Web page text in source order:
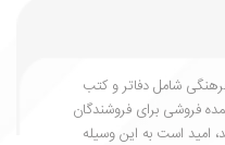
دفاتر و کتب
برای فروشندگان
است به این وسیله